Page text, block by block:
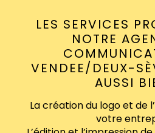
LES SERVICES
NOTRE
VENDEE/DEUX-
AUSSI
La création du logo et de
votre